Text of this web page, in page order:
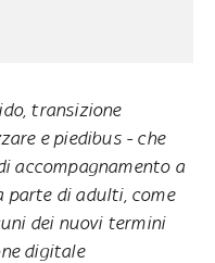
transizione
e piedibus - che
accompagnamento a
parte di adulti, come
dei nuovi termini
digitale